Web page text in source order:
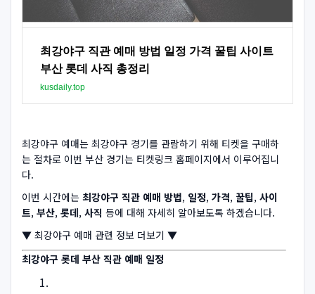
최강야구 직관 예매 방법 일정 가격 꿀팁 사이트
부산 롯데 사직 총정리
kusdaily.top
최강야구 예매는 최강야구 경기를 관람하기 위해 티켓을 구매하
는 절차로 이번 부산 경기는 티켓링크 홈페이지에서 이루어집니
다.
이번 시간에는 최강야구 직관 예매 방법, 일정, 가격, 꿀팁, 사이
트, 부산, 롯데, 사직 등에 대해 자세히 알아보도록 하겠습니다.
▼ 최강야구 예매 관련 정보 더보기 ▼
최강야구 롯데 부산 직관 예매 일정